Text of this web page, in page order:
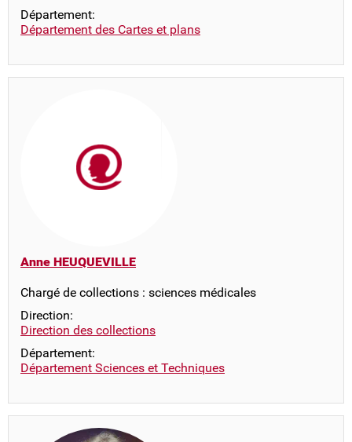
Département:
Département des Cartes et plans
Anne HEUQUEVILLE
Chargé de collections : sciences médicales
Direction:
Direction des collections
Département:
Département Sciences et Techniques